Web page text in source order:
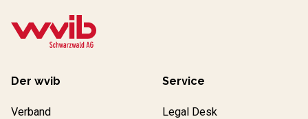
Der wvib
Verband
Service
Legal Desk